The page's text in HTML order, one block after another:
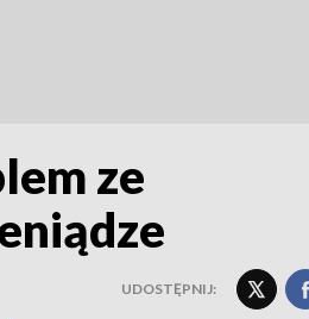
ze
UDOSTĘPNIJ: